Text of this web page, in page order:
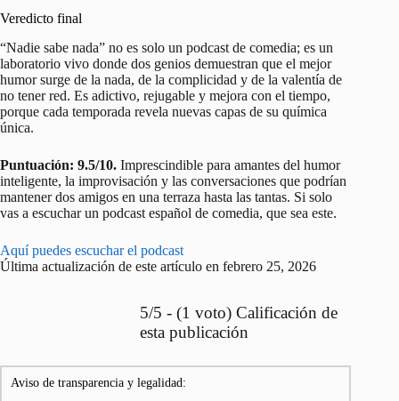
Veredicto final
“Nadie sabe nada” no es solo un podcast de comedia; es un
laboratorio vivo donde dos genios demuestran que el mejor
humor surge de la nada, de la complicidad y de la valentía de
no tener red. Es adictivo, rejugable y mejora con el tiempo,
porque cada temporada revela nuevas capas de su química
única.
Puntuación: 9.5/10. Imprescindible para amantes del humor
inteligente, la improvisación y las conversaciones que podrían
mantener dos amigos en una terraza hasta las tantas. Si solo
vas a escuchar un podcast español de comedia, que sea este.
Aquí puedes escuchar el podcast
Última actualización de este artículo en febrero 25, 2026
5/5 - (1 voto) Calificación de
esta publicación
Aviso de transparencia y legalidad: